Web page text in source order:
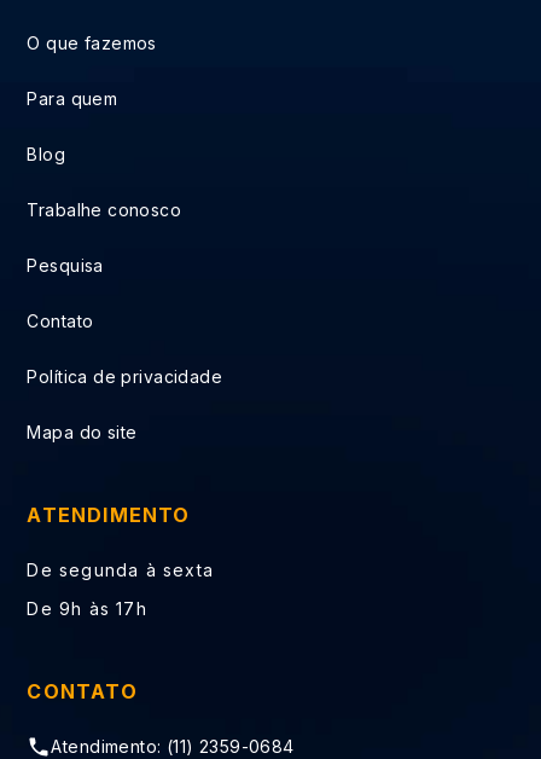
O que fazemos
Para quem
Blog
Trabalhe conosco
Pesquisa
Contato
Política de privacidade
Mapa do site
ATENDIMENTO
De segunda à sexta
De 9h às 17h
CONTATO
Atendimento: (11) 2359-0684